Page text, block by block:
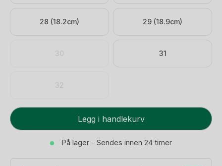
28 (18.2cm) 29 (18.9cm)
30 31
32
Viking
Sandaler
fukttransporterende
Legg i handlekurv
På lager - Sendes innen 24 timer